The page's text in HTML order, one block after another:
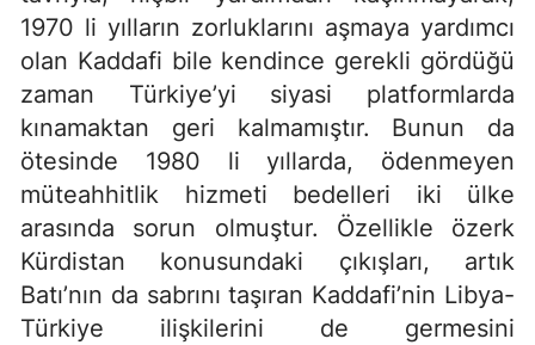
1970 li yılların zorluklarını aşmaya yardımcı
olan Kaddafi bile kendince gerekli gördüğü
zaman Türkiye’yi siyasi platformlarda
kınamaktan geri kalmamıştır. Bunun da
ötesinde 1980 li yıllarda, ödenmeyen
müteahhitlik hizmeti bedelleri iki ülke
arasında sorun olmuştur. Özellikle özerk
Kürdistan konusundaki çıkışları, artık
Batı’nın da sabrını taşıran Kaddafi’nin Libya-
Türkiye ilişkilerini de germesini